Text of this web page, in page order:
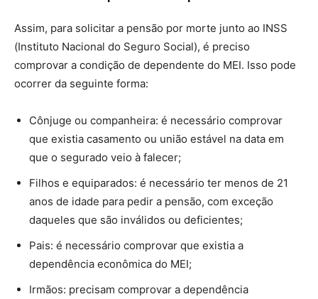
Assim, para solicitar a pensão por morte junto ao INSS
(Instituto Nacional do Seguro Social), é preciso
comprovar a condição de dependente do MEI. Isso pode
ocorrer da seguinte forma:
Cônjuge ou companheira: é necessário comprovar
que existia casamento ou união estável na data em
que o segurado veio à falecer;
Filhos e equiparados: é necessário ter menos de 21
anos de idade para pedir a pensão, com exceção
daqueles que são inválidos ou deficientes;
Pais: é necessário comprovar que existia a
dependência econômica do MEI;
Irmãos: precisam comprovar a dependência